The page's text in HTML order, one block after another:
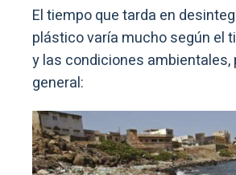
El tiempo que tarda en
plástico varía mucho según el
y las condiciones ambientales,
general: